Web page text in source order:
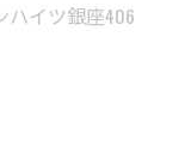
イツ銀座406